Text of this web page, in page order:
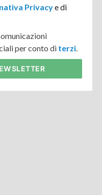
Privacye di
per conto di terzi.